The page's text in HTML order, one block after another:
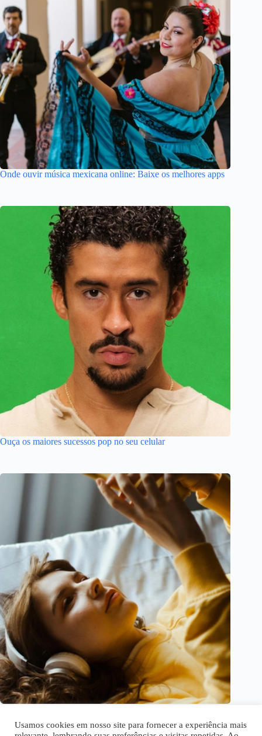
Onde ouvir música mexicana online: Baixe os melhores apps
Ouça os maiores sucessos pop no seu celular
Usamos cookies em nosso site para fornecer a experiência mais